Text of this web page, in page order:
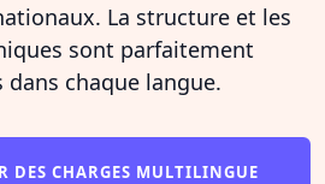
La structure et les
sont parfaitement
dans chaque langue.
DES CHARGES MULTILINGUE